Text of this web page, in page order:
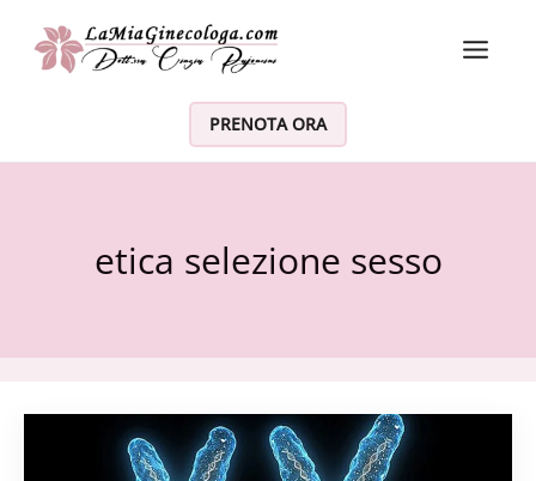
Vai al contenuto
PRENOTA ORA
etica selezione sesso